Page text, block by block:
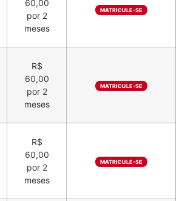
60,00
por 2
meses
MATRICULE-SE
R$
60,00
por 2
meses
MATRICULE-SE
R$
60,00
por 2
meses
MATRICULE-SE